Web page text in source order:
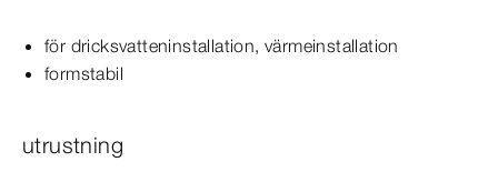
för dricksvatteninstallation, värmeinstallation
formstabil
utrustning